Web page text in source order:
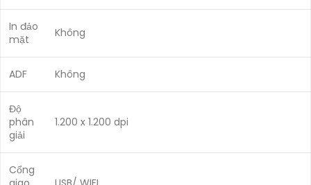
In đảo
mặt
Không
ADF Không
Độ
phân
giải
1.200 x 1.200 dpi
Cổng